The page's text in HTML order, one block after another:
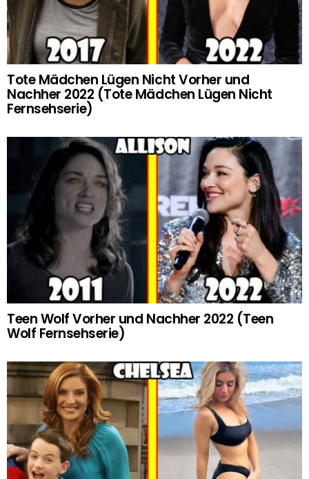
Tote Mädchen Lügen Nicht Vorher und
Nachher 2022 (Tote Mädchen Lügen Nicht
Fernsehserie)
Teen Wolf Vorher und Nachher 2022 (Teen
Wolf Fernsehserie)